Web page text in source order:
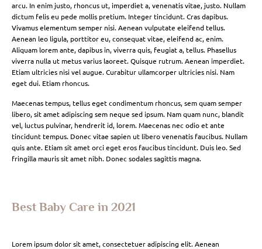
arcu. In enim justo, rhoncus ut, imperdiet a, venenatis vitae, justo. Nullam
dictum felis eu pede mollis pretium. Integer tincidunt. Cras dapibus.
Vivamus elementum semper nisi. Aenean vulputate eleifend tellus.
Aenean leo ligula, porttitor eu, consequat vitae, eleifend ac, enim.
Aliquam lorem ante, dapibus in, viverra quis, feugiat a, tellus. Phasellus
viverra nulla ut metus varius laoreet. Quisque rutrum. Aenean imperdiet.
Etiam ultricies nisi vel augue. Curabitur ullamcorper ultricies nisi. Nam
eget dui. Etiam rhoncus.
Maecenas tempus, tellus eget condimentum rhoncus, sem quam semper
libero, sit amet adipiscing sem neque sed ipsum. Nam quam nunc, blandit
vel, luctus pulvinar, hendrerit id, lorem. Maecenas nec odio et ante
tincidunt tempus. Donec vitae sapien ut libero venenatis faucibus. Nullam
quis ante. Etiam sit amet orci eget eros faucibus tincidunt. Duis leo. Sed
fringilla mauris sit amet nibh. Donec sodales sagittis magna.
Best Baby Care in 2021
Lorem ipsum dolor sit amet, consectetuer adipiscing elit. Aenean